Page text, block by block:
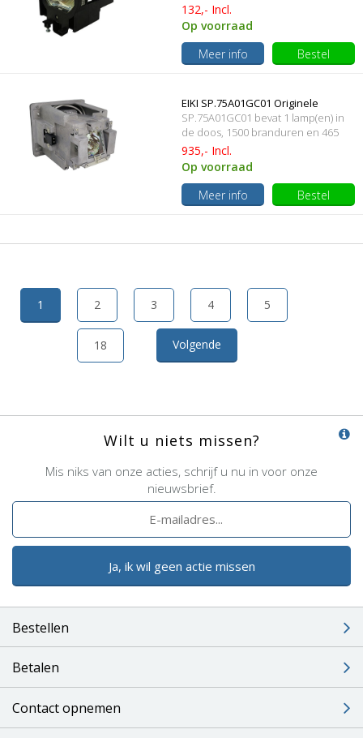
132,- Incl.
Op voorraad
Meer info
Bestel
EIKI SP.75A01GC01 Originele
lampmodule
SP.75A01GC01 bevat 1 lamp(en) in
de doos, 1500 branduren en 465
Watt
935,- Incl.
Op voorraad
Meer info
Bestel
1 2 3 4 5
18 Volgende
Wilt u niets missen?
Mis niks van onze acties, schrijf u nu in voor onze
nieuwsbrief.
Ja, ik wil geen actie missen
Bestellen
Betalen
Contact opnemen